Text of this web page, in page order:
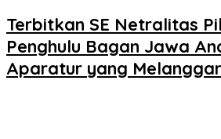
Terbitkan SE Netralitas
Penghulu Bagan Jawa
Aparatur yang Melanggar